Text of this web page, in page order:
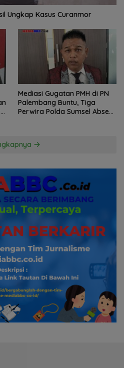
Ungkap Kasus Curanmor
Mediasi Gugatan PMH di PN
Palembang Buntu, Tiga
Perwira Polda Sumsel Absen,